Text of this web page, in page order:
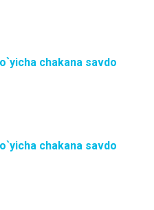
chakana savdo
chakana savdo